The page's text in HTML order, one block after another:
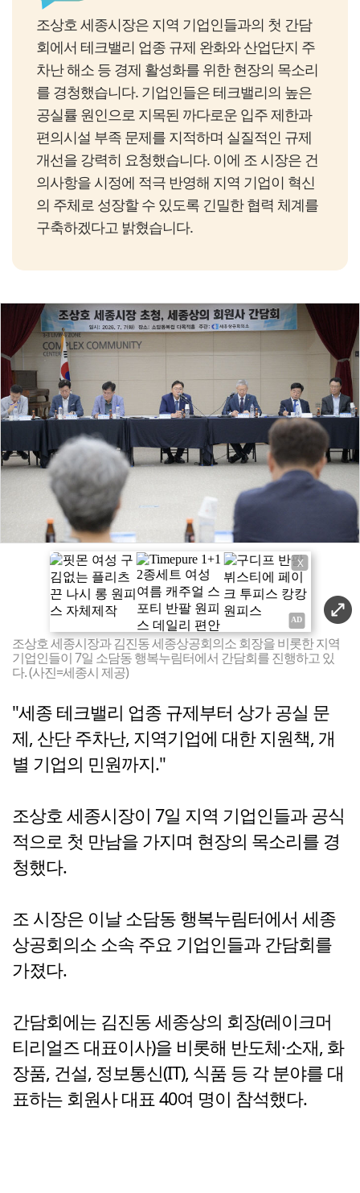
조상호 세종시장은 지역 기업인들과의 첫 간담
회에서 테크밸리 업종 규제 완화와 산업단지 주
차난 해소 등 경제 활성화를 위한 현장의 목소리
를 경청했습니다. 기업인들은 테크밸리의 높은
공실률 원인으로 지목된 까다로운 입주 제한과
편의시설 부족 문제를 지적하며 실질적인 규제
개선을 강력히 요청했습니다. 이에 조 시장은 건
의사항을 시정에 적극 반영해 지역 기업이 혁신
의 주체로 성장할 수 있도록 긴밀한 협력 체계를
구축하겠다고 밝혔습니다.
X
조상호 세종시장과 김진동 세종상공회의소 회장을 비롯한 지역
기업인들이 7일 소담동 행복누림터에서 간담회를 진행하고 있
다. (사진=세종시 제공)
"세종 테크밸리 업종 규제부터 상가 공실 문
제, 산단 주차난, 지역기업에 대한 지원책, 개
별 기업의 민원까지."
조상호 세종시장이 7일 지역 기업인들과 공식
적으로 첫 만남을 가지며 현장의 목소리를 경
청했다.
조 시장은 이날 소담동 행복누림터에서 세종
상공회의소 소속 주요 기업인들과 간담회를
가졌다.
간담회에는 김진동 세종상의 회장(레이크머
티리얼즈 대표이사)을 비롯해 반도체·소재, 화
장품, 건설, 정보통신(IT), 식품 등 각 분야를 대
표하는 회원사 대표 40여 명이 참석했다.